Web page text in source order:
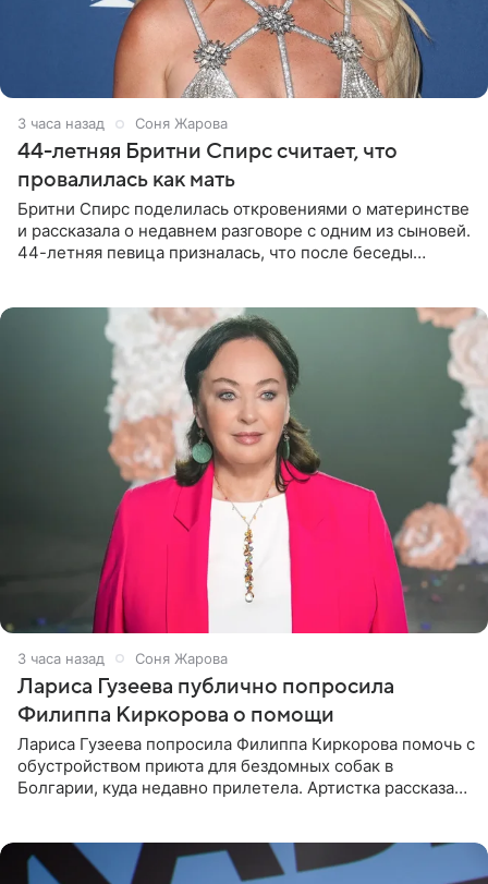
3 часа назад Соня Жарова
44-летняя Бритни Спирс считает, что
провалилась как мать
Бритни Спирс поделилась откровениями о материнстве
и рассказала о недавнем разговоре с одним из сыновей.
44-летняя певица призналась, что после беседы
3 часа назад Соня Жарова
Лариса Гузеева публично попросила
Филиппа Киркорова о помощи
Лариса Гузеева попросила Филиппа Киркорова помочь с
обустройством приюта для бездомных собак в
Болгарии, куда недавно прилетела. Артистка рассказала